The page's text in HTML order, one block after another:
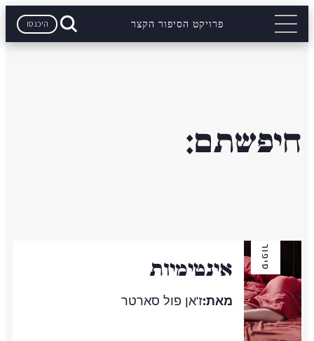
פרויקט הסיפור הקצר היכנסו
חיפשתם:
סיפור אינטימיות
מאת:ז'אן פול סארטר